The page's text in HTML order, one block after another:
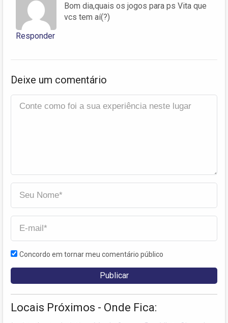
Bom dia,quais os jogos para ps Vita que
vcs tem aí(?)
Responder
Deixe um comentário
Concordo em tornar meu comentário público
Locais Próximos - Onde Fica: